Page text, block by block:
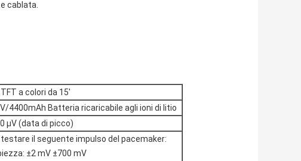
cablata.
TFT a colori da 15'
4400mAh Batteria ricaricabile agli ioni di litio
μV (data di picco)
testare il seguente impulso del pacemaker:
±2 mV ±700 mV